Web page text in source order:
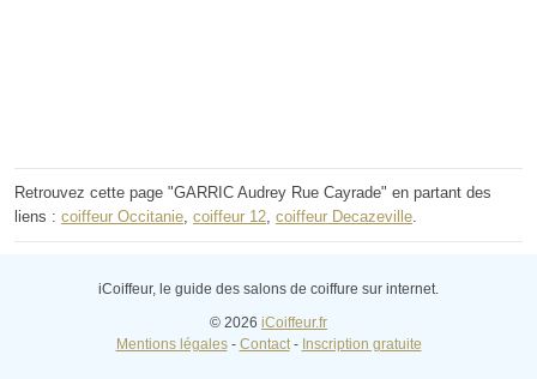
Retrouvez cette page "GARRIC Audrey Rue Cayrade" en partant des
liens : coiffeur Occitanie coiffeur 12 coiffeur Decazeville
iCoiffeur, le guide des salons de coiffure sur internet.
© 2026 iCoiffeur.fr
Mentions légales- Contact- Inscription gratuite